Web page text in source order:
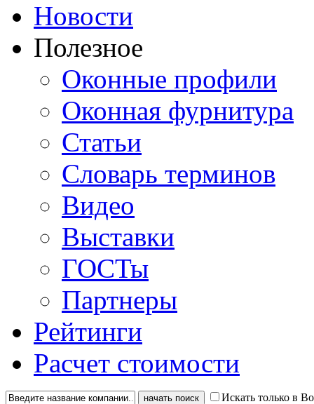
Новости
Полезное
Оконные профили
Оконная фурнитура
Статьи
Словарь терминов
Видео
Выставки
ГОСТы
Партнеры
Рейтинги
Расчет стоимости
Искать только в